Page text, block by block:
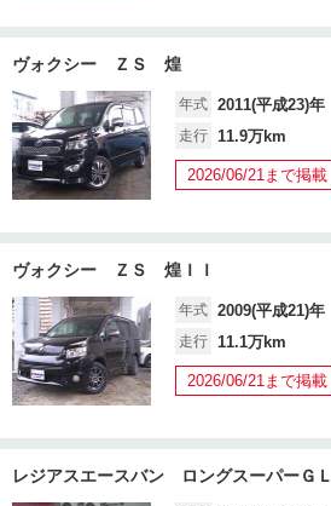
ヴォクシー ＺＳ 煌
年式 2011(平成23)年
走行 11.9万km
2026/06/21まで掲載
ヴォクシー ＺＳ 煌ＩＩ
年式 2009(平成21)年
走行 11.1万km
2026/06/21まで掲載
レジアスエースバン ロングスーパーＧＬ